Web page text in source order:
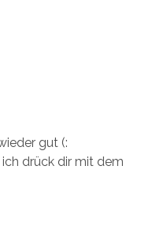
gut (:
drück dir mit dem